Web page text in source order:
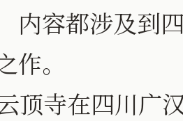
内容都涉及到
。
顶寺在四川广